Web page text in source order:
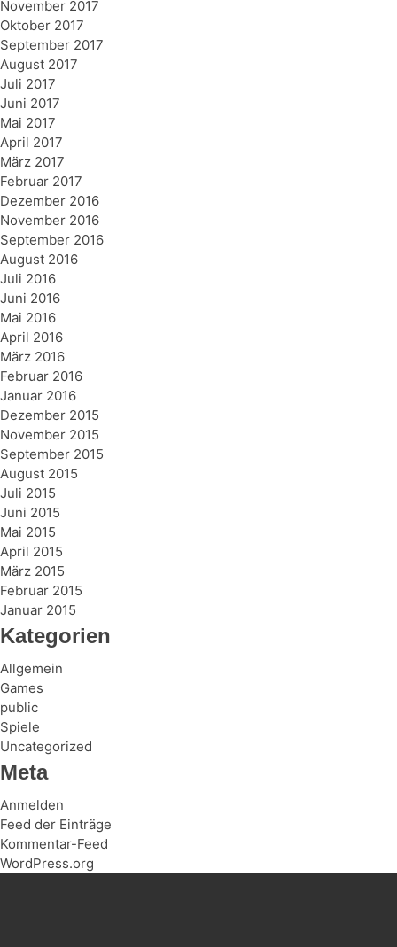
November 2017
Oktober 2017
September 2017
August 2017
Juli 2017
Juni 2017
Mai 2017
April 2017
März 2017
Februar 2017
Dezember 2016
November 2016
September 2016
August 2016
Juli 2016
Juni 2016
Mai 2016
April 2016
März 2016
Februar 2016
Januar 2016
Dezember 2015
November 2015
September 2015
August 2015
Juli 2015
Juni 2015
Mai 2015
April 2015
März 2015
Februar 2015
Januar 2015
Kategorien
Allgemein
Games
public
Spiele
Uncategorized
Meta
Anmelden
Feed der Einträge
Kommentar-Feed
WordPress.org